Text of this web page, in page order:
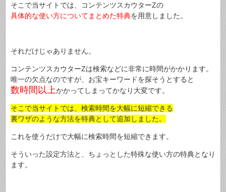
そこで当サイトでは、コンテンツスカウターZの
具体的な使い方についてまとめた特典を用意しました。
それだけじゃありません。
コンテンツスカウターZは検索などに非常に時間がかかります。
唯一の欠点なのですが、お宝キーワードを探そうとすると
数時間以上かかってしまってかなり大変です。
そこで当サイトでは、検索時間を大幅に短縮できる
裏ワザのような方法を特典として追加しました。
これを使うだけで大幅に検索時間を短縮できます。
そういった設定方法と、ちょっとした特殊な使い方の特典となり
ます。